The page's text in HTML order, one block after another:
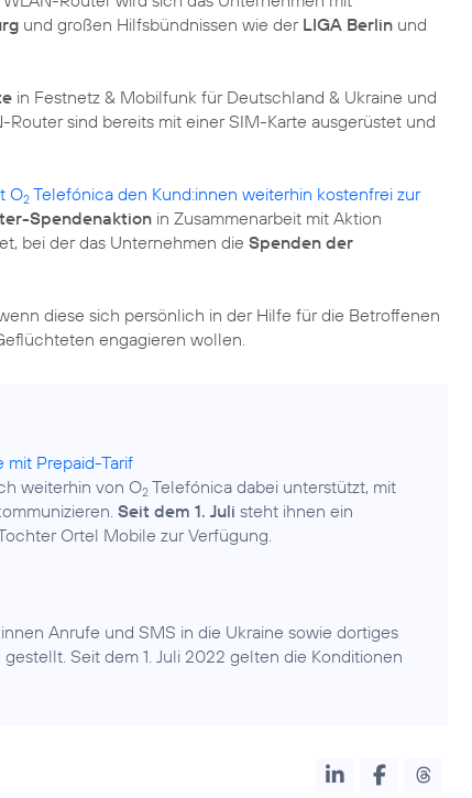
und großen Hilfsbündnissen wie der LIGA Berlin und
in Festnetz & Mobilfunk für Deutschland & Ukraine und
sind bereits mit einer SIM-Karte ausgerüstet und
O2 Telefónica den Kund:innen weiterhin kostenfrei zur
Spendenaktion in Zusammenarbeit mit Aktion
bei der das Unternehmen die Spenden der
diese sich persönlich in der Hilfe für die Betroffenen
engagieren wollen.
Prepaid-Tarif
weiterhin von O2 Telefónica dabei unterstützt, mit
Seit dem 1. Juli steht ihnen ein
Anrufe und SMS in die Ukraine sowie dortiges
Seit dem 1. Juli 2022 gelten die Konditionen